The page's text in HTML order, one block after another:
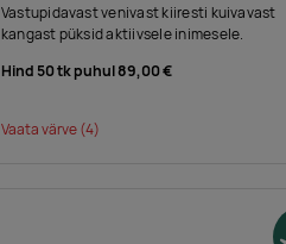
Vastupidavast venivast kiiresti kuivavast
kangast püksid aktiivsele inimesele.
Hind 50 tk puhul89,00 €
Vaata värve(4)